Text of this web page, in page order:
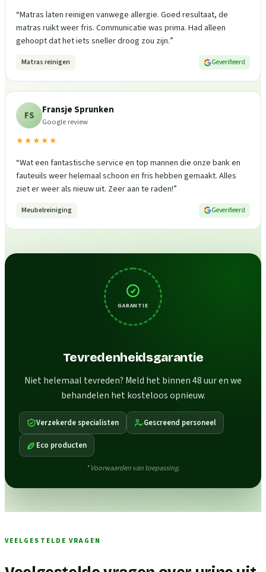
“Matras laten reinigen vanwege allergie. Goed resultaat, de
matras ruikt weer fris. Communicatie was prima. Had alleen
gehoopt dat het iets sneller droog zou zijn.”
Matras reinigen Geverifieerd
FS Fransje Sprunken
Google review
★★★★★
“Wat een fantastische service en top mannen die onze bank en
fauteuils weer helemaal schoon en fris hebben gemaakt. Alles
ziet er weer als nieuw uit. Zeer aan te raden!”
Meubelreiniging Geverifieerd
GARANTIE
Tevredenheidsgarantie
Niet helemaal tevreden? Meld het binnen 48 uur en we
behandelen het kosteloos opnieuw.
Verzekerde specialisten Gescreend personeel
Eco producten
* Voorwaarden van toepassing.
VEELGESTELDE VRAGEN